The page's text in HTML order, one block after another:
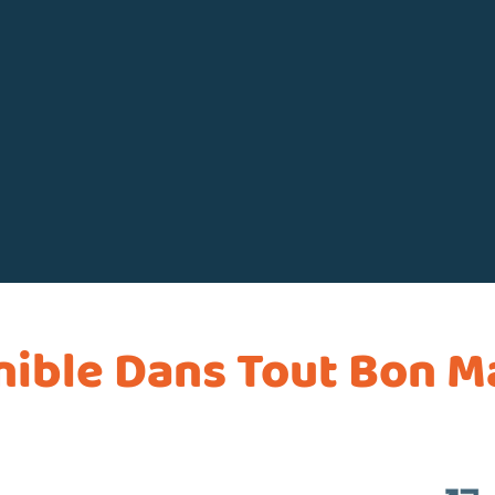
Dans Tout Bon